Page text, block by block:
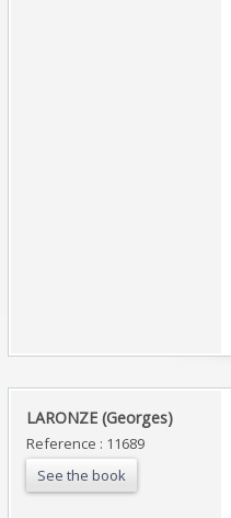
‎LARONZE (Georges)‎
Reference : 11689
See the book